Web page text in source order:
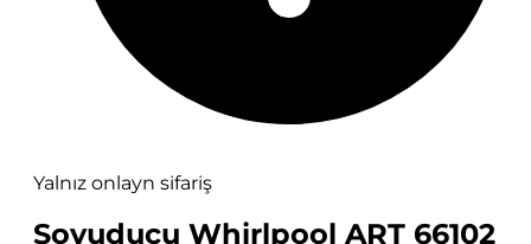
Yalnız onlayn sifariş
Soyuducu Whirlpool ART 66102